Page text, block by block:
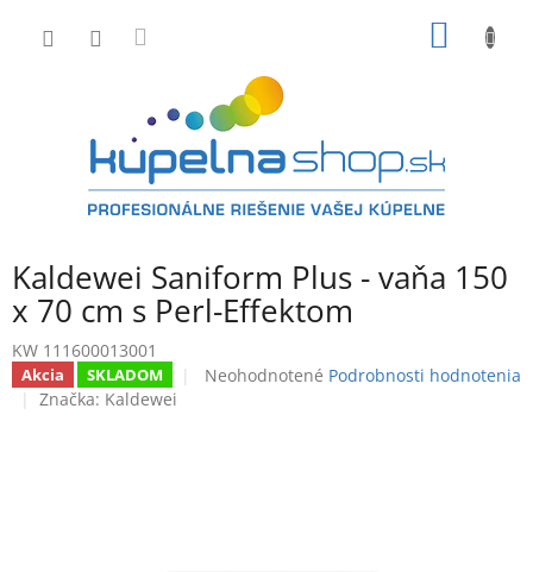
Kaldewei Saniform Plus - vaňa 150
x 70 cm s Perl-Effektom
KW 111600013001
Akcia SKLADOM
Priemerné
Neohodnotené Podrobnosti hodnotenia
Značka: Kaldewei